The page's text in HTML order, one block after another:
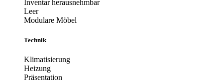
Inventar herausnehmbar
Leer
Modulare Möbel
Technik
Klimatisierung
Heizung
Präsentation